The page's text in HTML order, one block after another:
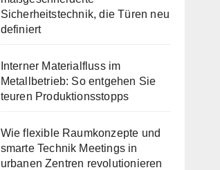
Sicherheitstechnik, die Türen neu
definiert
Interner Materialfluss im
Metallbetrieb: So entgehen Sie
teuren Produktionsstopps
Wie flexible Raumkonzepte und
smarte Technik Meetings in
urbanen Zentren revolutionieren